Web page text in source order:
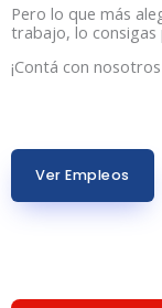
Pero lo que más
trabajo, lo
¡Contá con
Ver Empleos